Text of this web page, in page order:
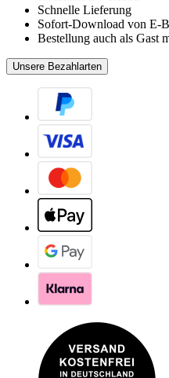
Schnelle Lieferung
Sofort-Download von E-
Bestellung auch als Gast
Unsere Bezahlarten